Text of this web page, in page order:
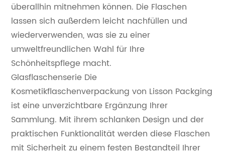
überallhin mitnehmen können. Die Flaschen
lassen sich außerdem leicht nachfüllen und
wiederverwenden, was sie zu einer
umweltfreundlichen Wahl für Ihre
Schönheitspflege macht.
Glasflaschenserie Die
Kosmetikflaschenverpackung von Lisson Packging
ist eine unverzichtbare Ergänzung Ihrer
Sammlung. Mit ihrem schlanken Design und der
praktischen Funktionalität werden diese Flaschen
mit Sicherheit zu einem festen Bestandteil Ihrer